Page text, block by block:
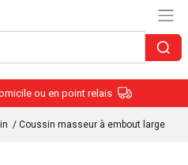
ou en point relais
/ Coussin masseur à embout large